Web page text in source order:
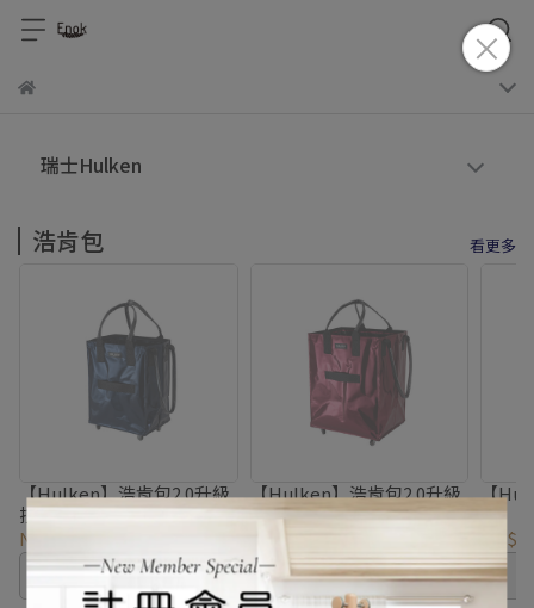
瑞士Hulken
浩肯包 看更多
【Hulken】浩肯包2.0升級
拉鍊款 M號
NT$2,790
已售完
【Hulken】浩肯包2.0升級
拉鍊款 L號
NT$3,190
已售完
【